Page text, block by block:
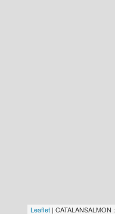
Leaflet | CATALANSALMON